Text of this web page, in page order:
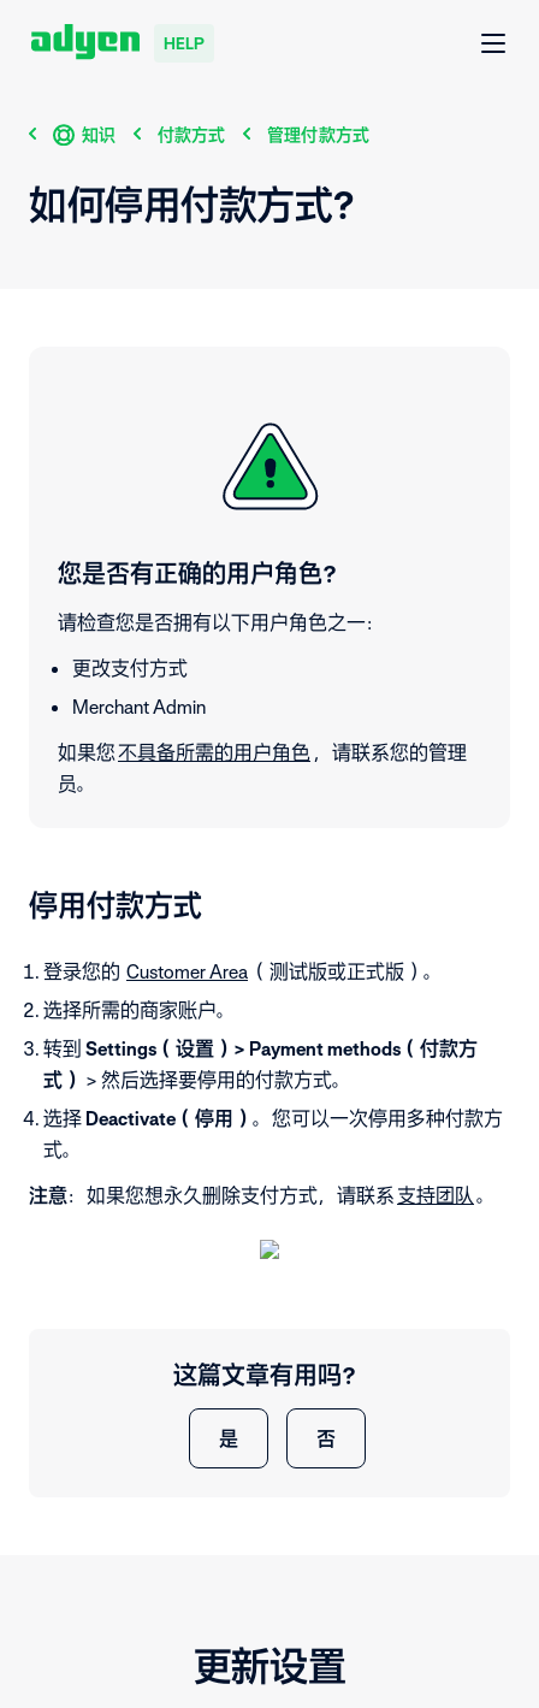
HELP
知识 付款方式 管理付款方式
如何停用付款方式？
您是否有正确的用户角色？
请检查您是否拥有以下用户角色之一：
更改支付方式
Merchant Admin
如果您不具备所需的用户角色 ，请联系您的管理
员。
停用付款方式
登录您的 Customer Area （测试版或正式版）。
选择所需的商家账户。
转到 Settings（设置）> Payment methods（付款方
式） > 然后选择要停用的付款方式。
选择 Deactivate（停用） 。您可以一次停用多种付款方
式。
注意： 如果您想永久删除支付方式，请联系 支持团队 。
这篇文章有用吗？
是 否
更新设置